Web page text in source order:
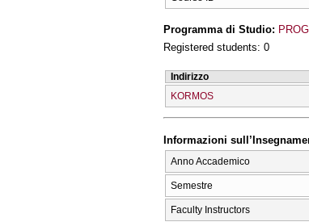
Programma di Studio:
Registered students: 0
Indirizzo
KORMOS
Informazioni
Anno Accademico
Semestre
Faculty Instructors